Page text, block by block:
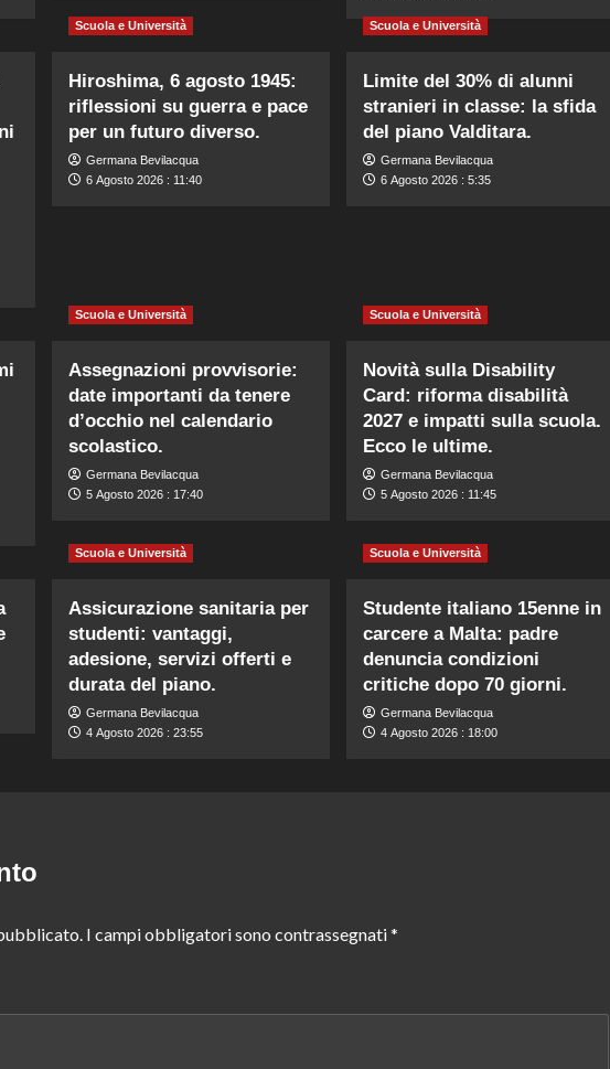
Scuola e Università
Hiroshima, 6 agosto 1945:
riflessioni su guerra e pace
per un futuro diverso.
Germana Bevilacqua
6 Agosto 2026 : 11:40
Scuola e Università
Limite del 30% di alunni
stranieri in classe: la sfida
del piano Valditara.
Germana Bevilacqua
6 Agosto 2026 : 5:35
Scuola e Università
Assegnazioni provvisorie:
date importanti da tenere
d’occhio nel calendario
scolastico.
Germana Bevilacqua
5 Agosto 2026 : 17:40
Scuola e Università
Novità sulla Disability
Card: riforma disabilità
2027 e impatti sulla scuola.
Ecco le ultime.
Germana Bevilacqua
5 Agosto 2026 : 11:45
Scuola e Università
Assicurazione sanitaria per
studenti: vantaggi,
adesione, servizi offerti e
durata del piano.
Germana Bevilacqua
4 Agosto 2026 : 23:55
Scuola e Università
Studente italiano 15enne in
carcere a Malta: padre
denuncia condizioni
critiche dopo 70 giorni.
Germana Bevilacqua
4 Agosto 2026 : 18:00
I campi obbligatori sono contrassegnati*